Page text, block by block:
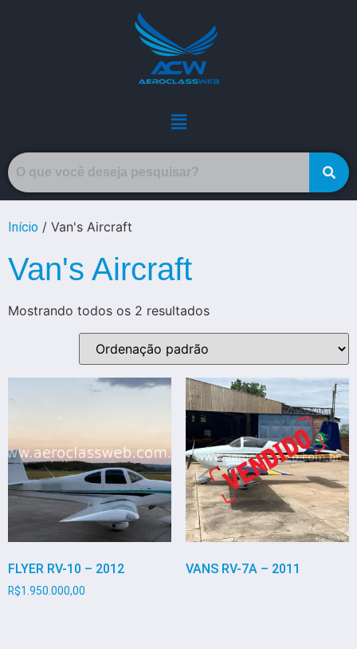
Início / Van's Aircraft
Van's Aircraft
Mostrando todos os 2 resultados
FLYER RV-10 – 2012
R$1.950.000,00
VANS RV-7A – 2011